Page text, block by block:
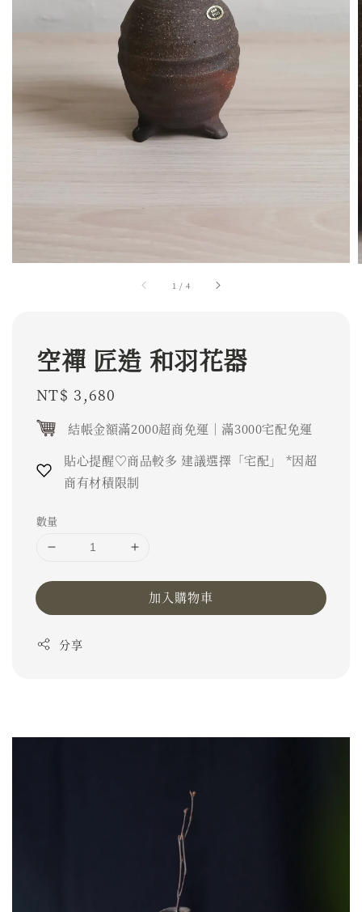
1 / 4
空禪 匠造 和羽花器
Regular
price
NT$ 3,680
結帳金額滿2000超商免運｜滿3000宅配免運
貼心提醒♡商品較多 建議選擇「宅配」 *因超
商有材積限制
數量
加入購物車
分享